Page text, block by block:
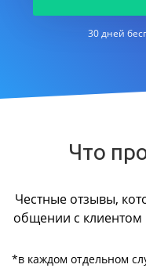
30 дней
Что
Честные отзывы,
общении с клиентом
*в каждом отдельном